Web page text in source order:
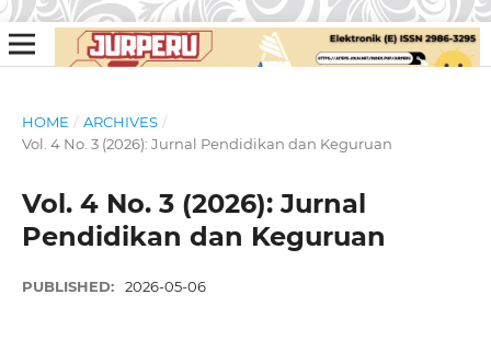
HOME / ARCHIVES /
Vol. 4 No. 3 (2026): Jurnal Pendidikan dan Keguruan
Vol. 4 No. 3 (2026): Jurnal
Pendidikan dan Keguruan
PUBLISHED: 2026-05-06